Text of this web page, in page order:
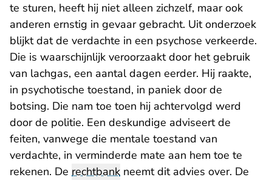
te sturen, heeft hij niet alleen zichzelf, maar ook
anderen ernstig in gevaar gebracht. Uit onderzoek
blijkt dat de verdachte in een psychose verkeerde.
Die is waarschijnlijk veroorzaakt door het gebruik
van lachgas, een aantal dagen eerder. Hij raakte,
in psychotische toestand, in paniek door de
botsing. Die nam toe toen hij achtervolgd werd
door de politie. Een deskundige adviseert de
feiten, vanwege die mentale toestand van
verdachte, in verminderde mate aan hem toe te
rekenen. De rechtbank neemt dit advies over. De